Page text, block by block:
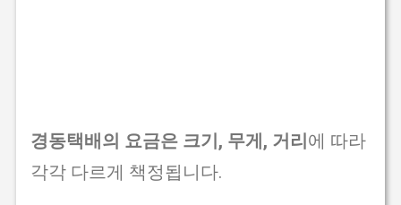
경동택배의 요금은 크기, 무게, 거리에 따라
각각 다르게 책정됩니다.